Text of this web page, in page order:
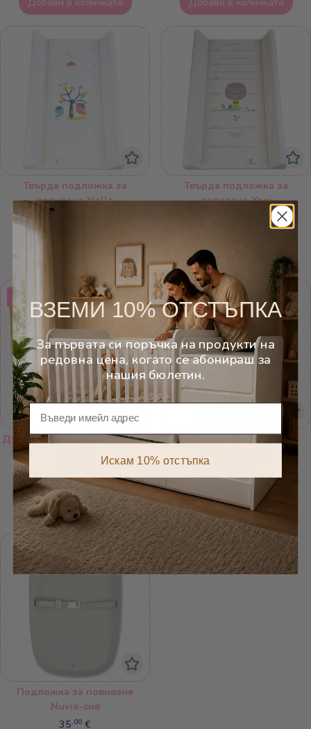
Твърда подложка за
повиване Hello
Твърда подложка за
повиване Yogi
Добави в количката
Безплатна
доставка
Дървена стойка за повиване
170,16 лв.
Добави в количката
Подложка за повиване
,45 лв.
Добави в количката
Подложка за повиване
Nuvia-сив
35,00 €
ВЗЕМИ 10% ОТСТЪПКА
За първата си поръчка на продукти на
редовна цена, когато се абонираш за
нашия бюлетин.
Имейл
Искам 10% отстъпка